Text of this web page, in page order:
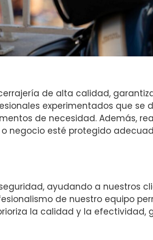
de alta calidad,
experimentados que se
de necesidad. Además,
negocio esté protegido
ayudando a nuestros
de nuestro equipo
la calidad y la efectividad,